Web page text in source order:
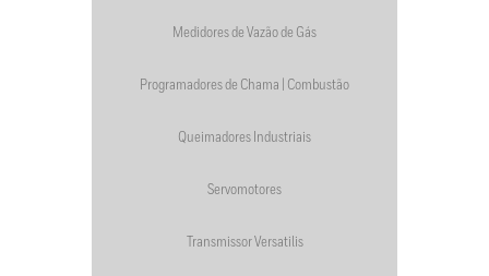
Medidores de Vazão de Gás
Programadores de Chama | Combustão
Queimadores Industriais
Servomotores
Transmissor Versatilis